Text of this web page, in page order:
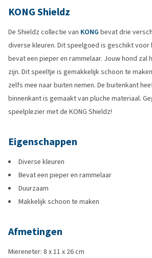
KONG Shieldz
De Shieldz collectie van KONG bevat drie
diverse kleuren. Dit speelgoed is geschikt voor
bevat een pieper en rammelaar. Jouw hond zal
zijn. Dit speeltje is gemakkelijk schoon te
zelfs mee naar buiten nemen. De buitenkant
binnenkant is gemaakt van pluche materiaal.
speelplezier met de KONG Shieldz!
Eigenschappen
Diverse kleuren
Bevat een pieper en rammelaar
Duurzaam
Makkelijk schoon te maken
Afmetingen
Miereneter: 8 x 11 x 26 cm